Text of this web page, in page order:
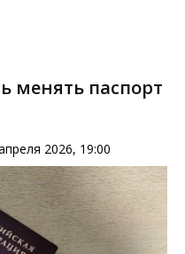
менять паспорт
2026, 19:00